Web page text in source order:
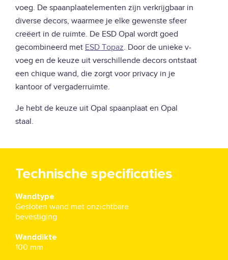
voeg. De spaanplaatelementen zijn verkrijgbaar in
diverse decors, waarmee je elke gewenste sfeer
creëert in de ruimte. De ESD Opal wordt goed
gecombineerd met ESD Topaz. Door de unieke v-
voeg en de keuze uit verschillende decors ontstaat
een chique wand, die zorgt voor privacy in je
kantoor of vergaderruimte.
Je hebt de keuze uit Opal spaanplaat en Opal
staal.
Technische specificaties
Wandtype
Gesloten wand met onzichtbare
bevestiging
Wanddikte
100 mm